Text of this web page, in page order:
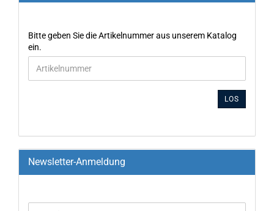
Bitte geben Sie die Artikelnummer aus unserem Katalog
ein.
LOS
Newsletter-Anmeldung